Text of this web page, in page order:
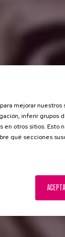
mejorar nuestros
inferir grupos
otros sitios. Esto
qué secciones